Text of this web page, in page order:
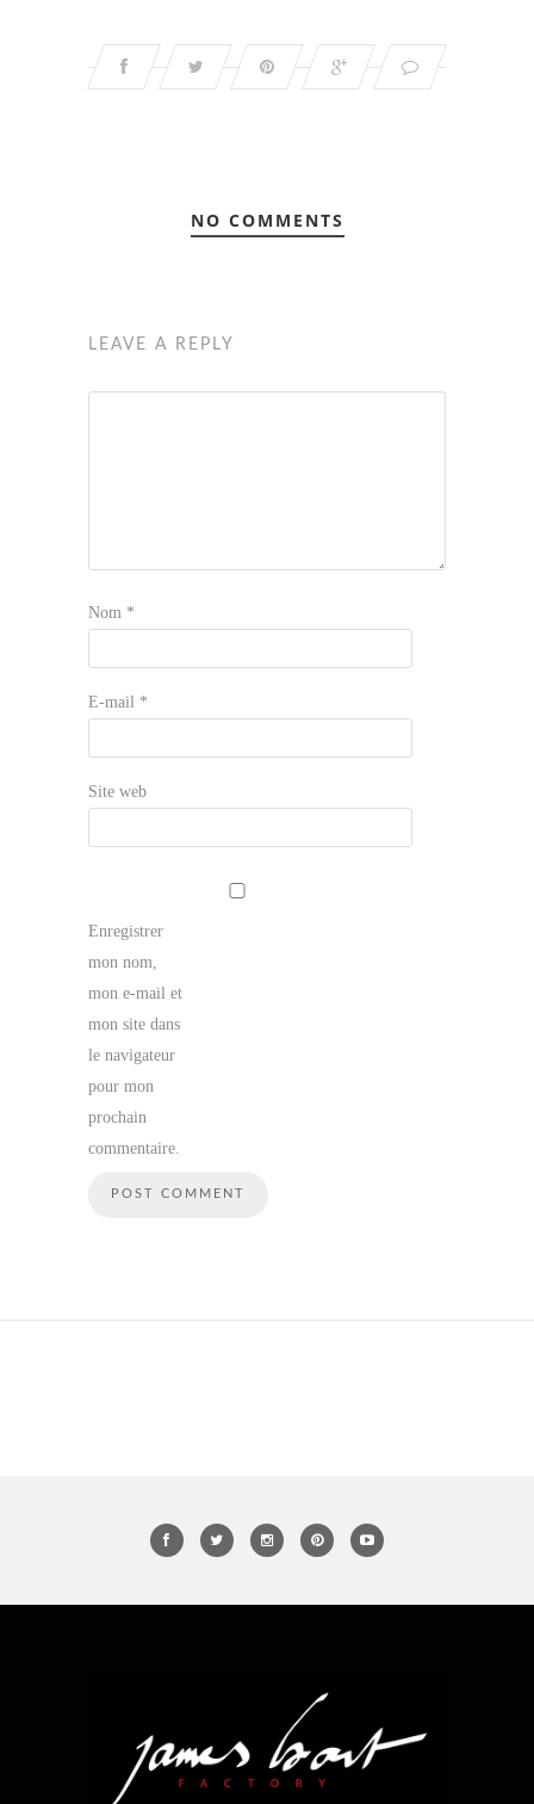
NO COMMENTS
LEAVE A REPLY
Nom *
E-mail *
Site web
Enregistrer
mon nom,
mon e-mail et
mon site dans
le navigateur
pour mon
prochain
commentaire.